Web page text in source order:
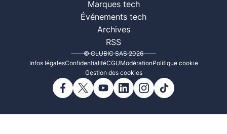
Marques tech
Événements tech
Archives
RSS
© CLUBIC SAS 2026
Infos légalesConfidentialitéCGUModérationPolitique cookie
Gestion des cookies